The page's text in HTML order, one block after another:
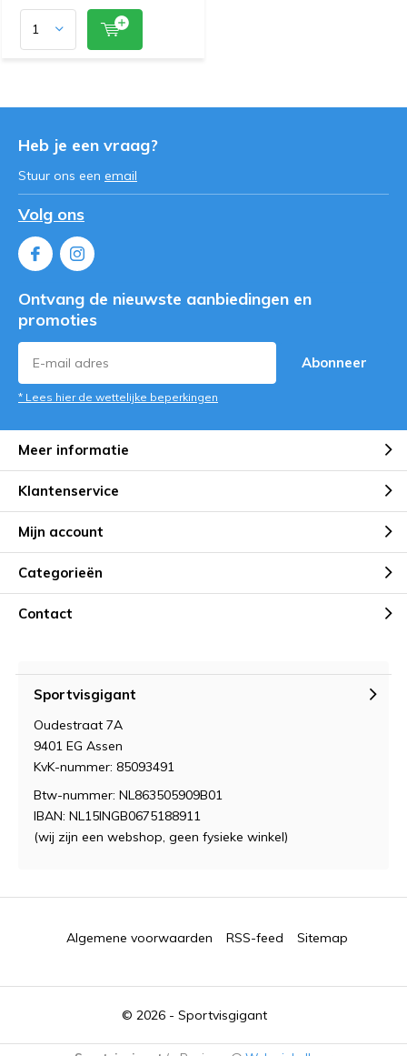
Heb je een vraag?
Stuur ons een email
Volg ons
Ontvang de nieuwste aanbiedingen en
promoties
Abonneer
* Lees hier de wettelijke beperkingen
Meer informatie
Klantenservice
Mijn account
Categorieën
Contact
Sportvisgigant
Oudestraat 7A
9401 EG Assen
KvK-nummer: 85093491
Btw-nummer: NL863505909B01
IBAN: NL15INGB0675188911
(wij zijn een webshop, geen fysieke winkel)
© 2026 - Sportvisgigant
Algemene voorwaarden RSS-feed Sitemap